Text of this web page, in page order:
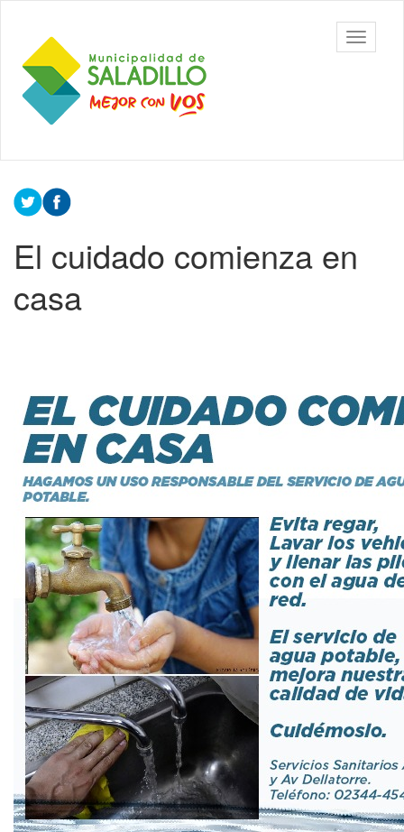
contenido
principal
Municipalidad
de Saladillo
barra
Contenido
principal
El cuidado comienza en
casa